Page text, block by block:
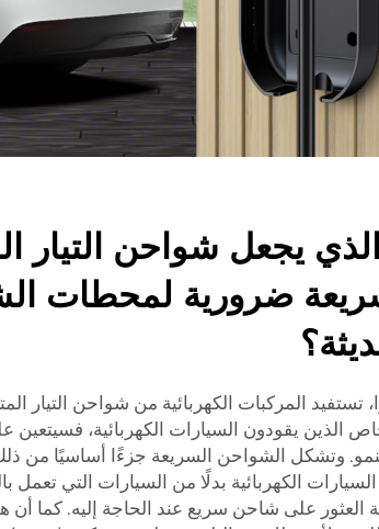
يجعل شواحن التيار
ضرورية لمحطات
تستفيد المركبات الكهربائية من شواحن التيار
الذين يقودون السيارات الكهربائية،
وتشكل الشواحن السريعة جزءًا أساسيًا من
الكهربائية بدلًا من السيارات التي تعمل
العثور على شاحن سريع عند الحاجة إليه. كما أن